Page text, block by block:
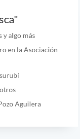
y algo más
en la Asociación
Aguilera